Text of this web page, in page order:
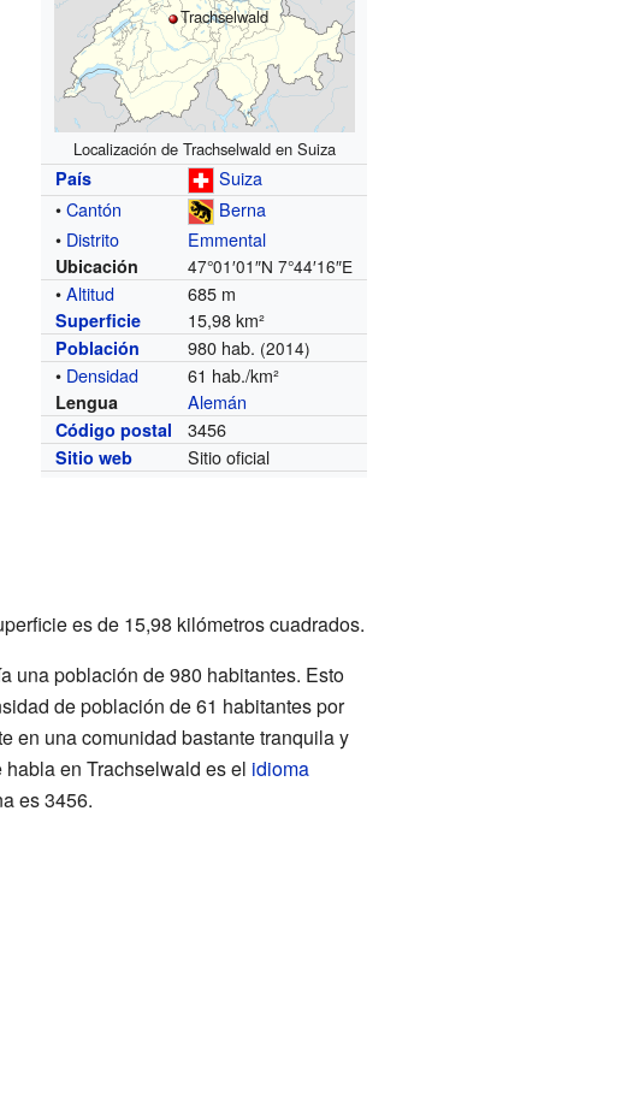
Trachselwald
Localización de Trachselwald en Suiza
País
Suiza
•Cantón
Berna
• Distrito Emmental
Ubicación 47°01′01″N 7°44′16″E
•Altitud 685 m
Superficie 15,98 km²
Población 980 hab. (2014)
• Densidad 61 hab./km²
Lengua Alemán
Código postal 3456
Sitio web Sitio oficial
es de 15,98 kilómetros cuadrados.
una población de 980 habitantes. Esto
de población de 61 habitantes por
en una comunidad bastante tranquila y
en Trachselwald es el idioma
es 3456.